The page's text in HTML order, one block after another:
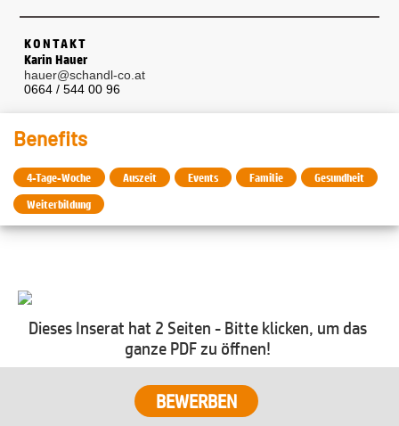
KONTAKT
Karin Hauer
hauer@schandl-co.at
0664 / 544 00 96
Benefits
4-Tage-Woche Auszeit Events Familie
Gesundheit
Weiterbildung
Dieses Inserat hat 2 Seiten - Bitte klicken, um das
ganze PDF zu öffnen!
BEWERBEN